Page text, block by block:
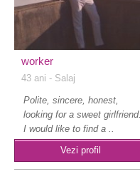
worker
43 ani - Salaj
Polite, sincere, honest,
looking for a sweet girlfriend.
I would like to find a ..
Vezi profil